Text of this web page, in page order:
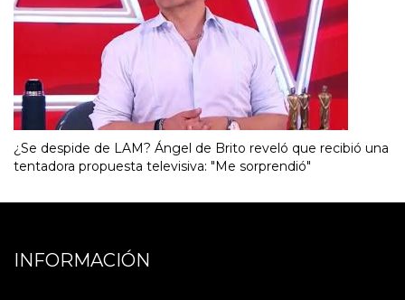
¿Se despide de LAM? Ángel de Brito reveló que recibió una
tentadora propuesta televisiva: "Me sorprendió"
INFORMACIÓN